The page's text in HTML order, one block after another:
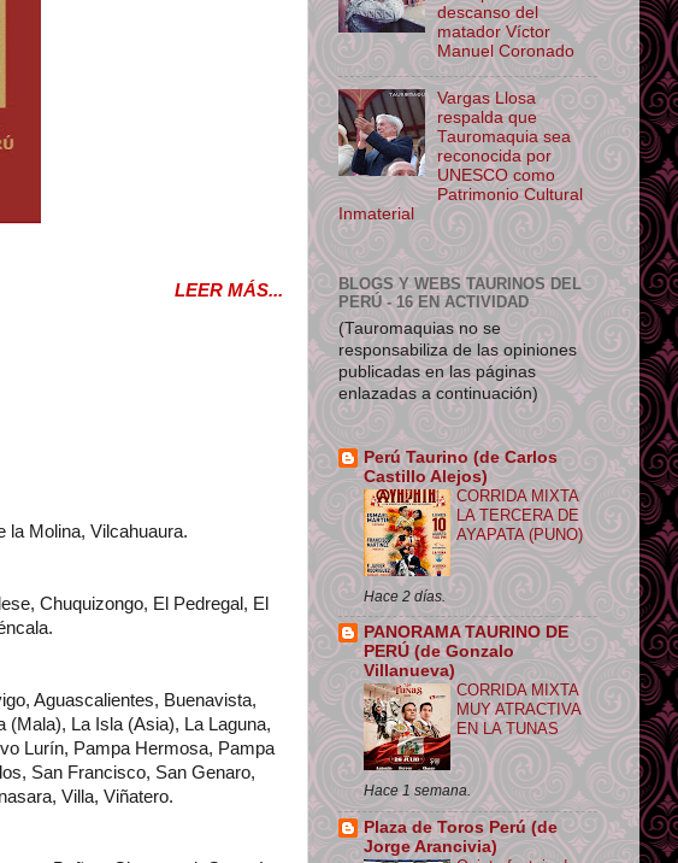
LEER MÁS...
la Molina, Vilcahuaura.
Chuquizongo, El Pedregal, El
Aguascalientes, Buenavista,
(Mala), La Isla (Asia), La Laguna,
Lurín, Pampa Hermosa, Pampa
San Francisco, San Genaro,
Villa, Viñatero.
descanso del
matador Víctor
Manuel Coronado
Vargas Llosa
respalda que
Tauromaquia sea
reconocida por
UNESCO como
Patrimonio Cultural
Inmaterial
BLOGS Y WEBS TAURINOS DEL
PERÚ - 16 EN ACTIVIDAD
(Tauromaquias no se
responsabiliza de las opiniones
publicadas en las páginas
enlazadas a continuación)
Perú Taurino (de Carlos
Castillo Alejos)
CORRIDA MIXTA
LA TERCERA DE
AYAPATA (PUNO)
Hace 2 días.
PANORAMA TAURINO DE
PERÚ (de Gonzalo
Villanueva)
CORRIDA MIXTA
MUY ATRACTIVA
EN LA TUNAS
Hace 1 semana.
Plaza de Toros Perú (de
Jorge Arancivia)